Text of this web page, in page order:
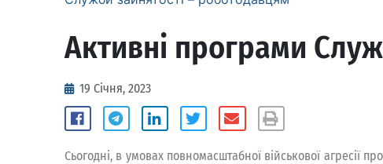
Активні програми
19 Січня, 2023
Сьогодні, в умовах повномасштабної військової агресії